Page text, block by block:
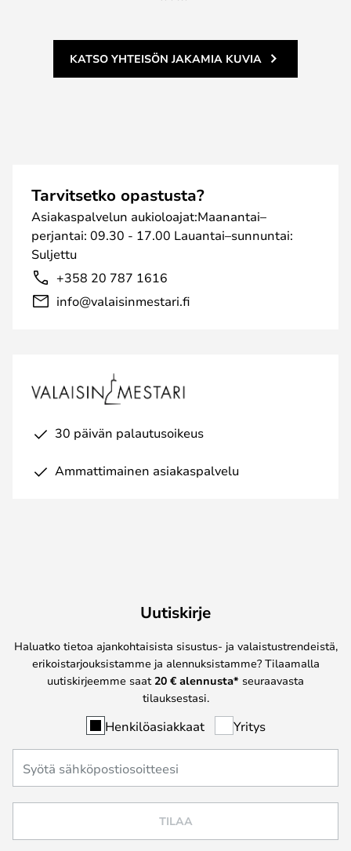
KATSO YHTEISÖN JAKAMIA KUVIA
Tarvitsetko opastusta?
Asiakaspalvelun aukioloajat:Maanantai–
perjantai: 09.30 - 17.00 Lauantai–sunnuntai:
Suljettu
+358 20 787 1616
info@valaisinmestari.fi
30 päivän palautusoikeus
Ammattimainen asiakaspalvelu
Uutiskirje
Haluatko tietoa ajankohtaisista sisustus- ja valaistustrendeistä,
erikoistarjouksistamme ja alennuksistamme? Tilaamalla
uutiskirjeemme saat 20 € alennusta* seuraavasta
tilauksestasi.
Henkilöasiakkaat Yritys
TILAA